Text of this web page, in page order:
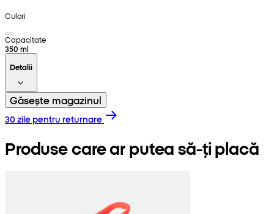
Culori
Capacitate
350 ml
Detalii
Găsește magazinul
30 zile pentru returnare
Produse care ar putea să-ți placă